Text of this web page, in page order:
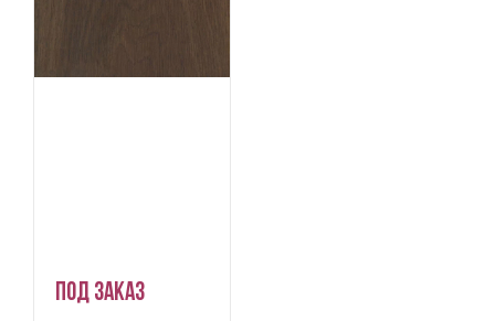
Под заказ